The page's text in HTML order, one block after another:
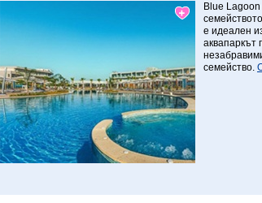
Виж повече
Blue
е идеален
аквапаркът
семейство.